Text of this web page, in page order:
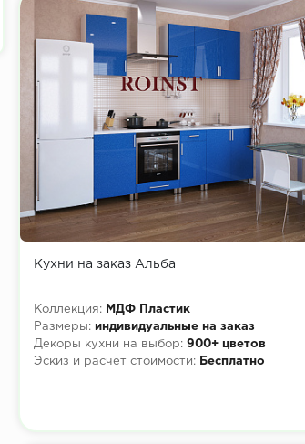
Кухни на заказ Альба
Коллекция:
МДФ Пластик
Размеры: индивидуальные на заказ
Декоры кухни на выбор: 900+ цветов
Эскиз и расчет стоимости:
Бесплатно